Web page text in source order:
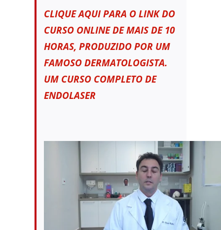
CLIQUE AQUI PARA O LINK DO
CURSO ONLINE DE MAIS DE 10
HORAS, PRODUZIDO POR UM
FAMOSO DERMATOLOGISTA.
UM CURSO COMPLETO DE
ENDOLASER